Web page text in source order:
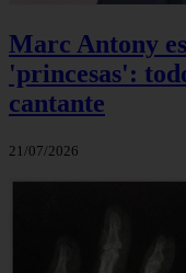
Marc Antony
'princesas':
cantante
21/07/2026